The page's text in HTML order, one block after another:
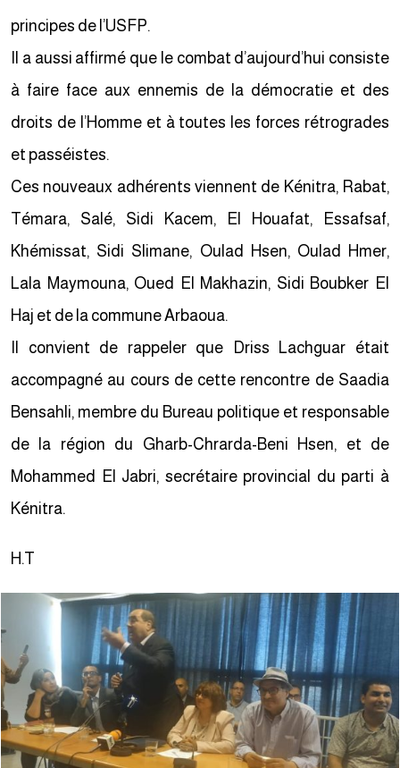
principes de l’USFP.
Il a aussi affirmé que le combat d’aujourd’hui consiste
à faire face aux ennemis de la démocratie et des
droits de l’Homme et à toutes les forces rétrogrades
et passéistes.
Ces nouveaux adhérents viennent de Kénitra, Rabat,
Témara, Salé, Sidi Kacem, El Houafat, Essafsaf,
Khémissat, Sidi Slimane, Oulad Hsen, Oulad Hmer,
Lala Maymouna, Oued El Makhazin, Sidi Boubker El
Haj et de la commune Arbaoua.
Il convient de rappeler que Driss Lachguar était
accompagné au cours de cette rencontre de Saadia
Bensahli, membre du Bureau politique et responsable
de la région du Gharb-Chrarda-Beni Hsen, et de
Mohammed El Jabri, secrétaire provincial du parti à
Kénitra.
H.T